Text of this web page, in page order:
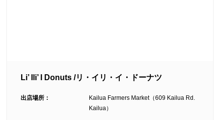
Li’ Ili’ I Donuts /リ・イリ・イ・ドーナツ
出店場所：
Kailua Farmers Market（609 Kailua Rd.
Kailua）